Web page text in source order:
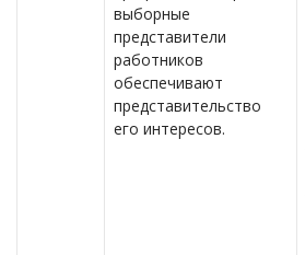
выборные
представители
работников
обеспечивают
представительство
его интересов.